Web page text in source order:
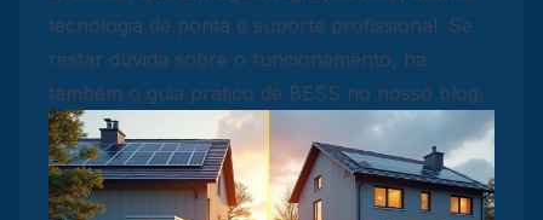
tecnologia de ponta e suporte profissional. Se
restar dúvida sobre o funcionamento, há
também o guia prático de BESS no nosso blog.